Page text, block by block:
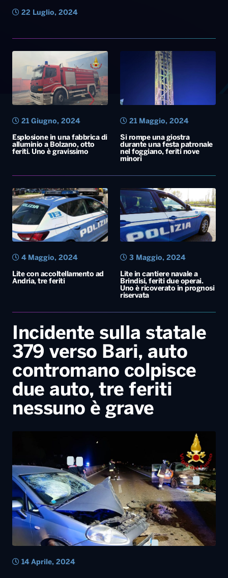
22 Luglio, 2024
Esplosione in una fabbrica di
alluminio a Bolzano, otto
feriti. Uno è gravissimo
21 Giugno, 2024
Si rompe una giostra
durante una festa patronale
nel foggiano, feriti nove
minori
21 Maggio, 2024
Lite con accoltellamento ad
Andria, tre feriti
4 Maggio, 2024
Lite in cantiere navale a
Brindisi, feriti due operai.
Uno è ricoverato in prognosi
riservata
3 Maggio, 2024
Incidente sulla statale
379 verso Bari, auto
contromano colpisce
due auto, tre feriti
nessuno è grave
14 Aprile, 2024